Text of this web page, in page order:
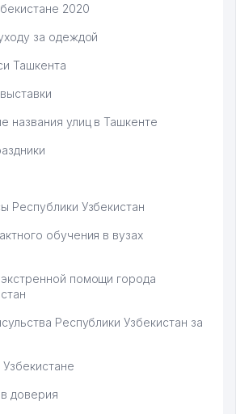
2020
за одеждой
Ташкента
названия улиц в Ташкенте
Республики Узбекистан
обучения в вузах
помощи города
Республики Узбекистан за
доверия